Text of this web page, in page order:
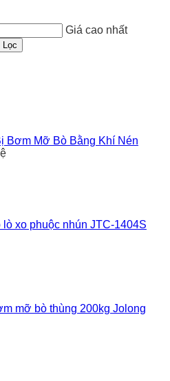
Giá cao nhất
Lọc
Bơm Mỡ Bò Bằng Khí Nén
lò xo phuộc nhún JTC-1404S
mỡ bò thùng 200kg Jolong